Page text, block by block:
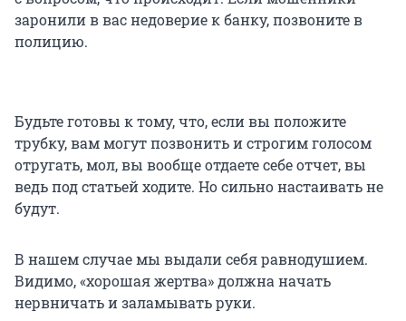
заронили в вас недоверие к банку, позвоните в
полицию.
Будьте готовы к тому, что, если вы положите
трубку, вам могут позвонить и строгим голосом
отругать, мол, вы вообще отдаете себе отчет, вы
ведь под статьей ходите. Но сильно настаивать не
будут.
В нашем случае мы выдали себя равнодушием.
Видимо, «хорошая жертва» должна начать
нервничать и заламывать руки.